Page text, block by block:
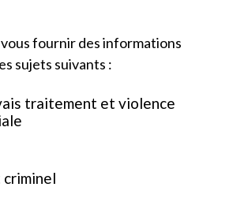
fournir des informations
sujets suivants :
traitement et violence